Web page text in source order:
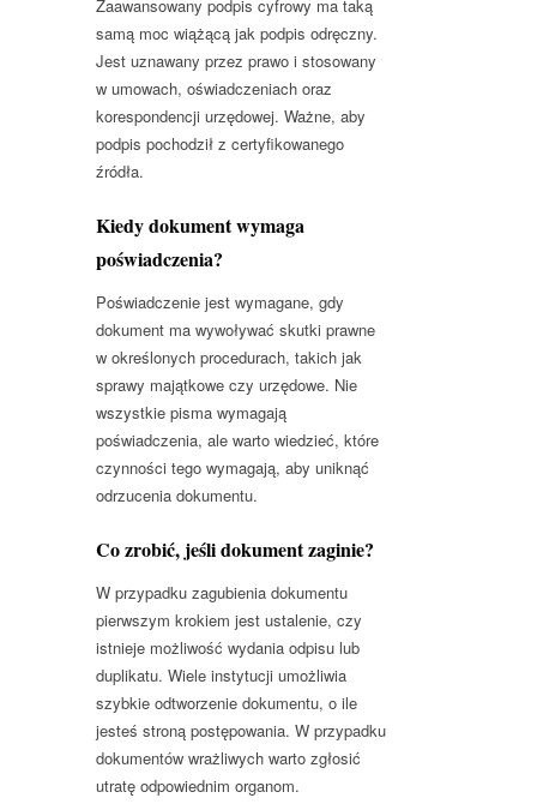
Zaawansowany podpis cyfrowy ma taką
samą moc wiążącą jak podpis odręczny.
Jest uznawany przez prawo i stosowany
w umowach, oświadczeniach oraz
korespondencji urzędowej. Ważne, aby
podpis pochodził z certyfikowanego
źródła.
Kiedy dokument wymaga
poświadczenia?
Poświadczenie jest wymagane, gdy
dokument ma wywoływać skutki prawne
w określonych procedurach, takich jak
sprawy majątkowe czy urzędowe. Nie
wszystkie pisma wymagają
poświadczenia, ale warto wiedzieć, które
czynności tego wymagają, aby uniknąć
odrzucenia dokumentu.
Co zrobić, jeśli dokument zaginie?
W przypadku zagubienia dokumentu
pierwszym krokiem jest ustalenie, czy
istnieje możliwość wydania odpisu lub
duplikatu. Wiele instytucji umożliwia
szybkie odtworzenie dokumentu, o ile
jesteś stroną postępowania. W przypadku
dokumentów wrażliwych warto zgłosić
utratę odpowiednim organom.